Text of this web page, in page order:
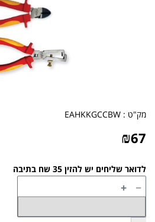
מק"ט : EAHKKGCCBW
₪67
לדואר שליחים יש להזין 35 שח בתיבה
−
+